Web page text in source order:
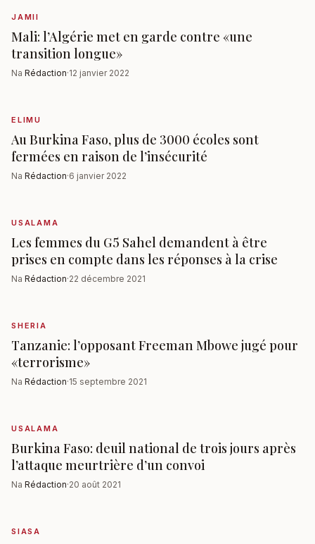
JAMII
Mali: l’Algérie met en garde contre «une
transition longue»
Na Rédaction·12 janvier 2022
ELIMU
Au Burkina Faso, plus de 3000 écoles sont
fermées en raison de l’insécurité
Na Rédaction·6 janvier 2022
USALAMA
Les femmes du G5 Sahel demandent à être
prises en compte dans les réponses à la crise
Na Rédaction·22 décembre 2021
SHERIA
Tanzanie: l’opposant Freeman Mbowe jugé pour
«terrorisme»
Na Rédaction·15 septembre 2021
USALAMA
Burkina Faso: deuil national de trois jours après
l’attaque meurtrière d’un convoi
Na Rédaction·20 août 2021
SIASA